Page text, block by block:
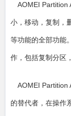
AOMEI Partition
小，移动，复制，
等功能的全部功能
作，包括复制分区
AOMEI Partition
的替代者，在操作